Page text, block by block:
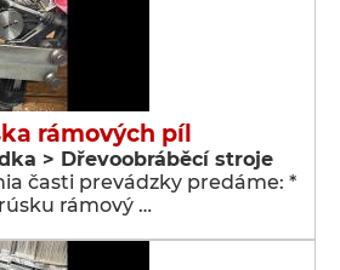
rámových píl
> Dřevoobráběcí stroje
časti prevádzky predáme: *
rámový …